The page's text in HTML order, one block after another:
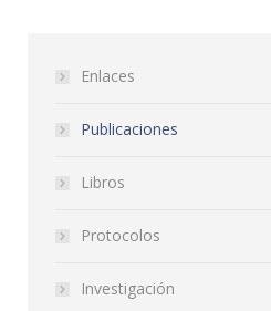
Enlaces
Publicaciones
Libros
Protocolos
Investigación